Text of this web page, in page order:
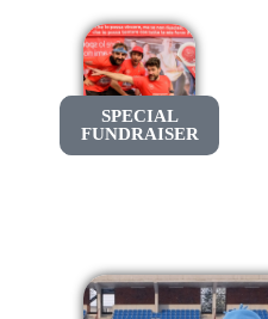
SPECIAL
FUNDRAISER